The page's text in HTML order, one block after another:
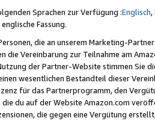
Sprachen zur Verfügung :Englisch,
Fassung.
die an unserem Marketing-
die Vereinbarung zur Teilnahme am
der Partner-Website stimmen Sie
wesentlichen Bestandteil dieser
für das Partnerprogramm, den
du auf der Website Amazon.com
die gegen eine Vergütung